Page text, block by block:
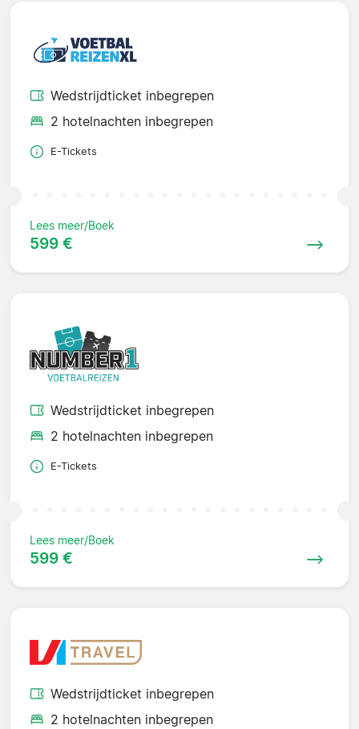
Wedstrijdticket inbegrepen
2 hotelnachten inbegrepen
E-Tickets
Lees meer/Boek
599 €
Wedstrijdticket inbegrepen
2 hotelnachten inbegrepen
E-Tickets
Lees meer/Boek
599 €
Wedstrijdticket inbegrepen
2 hotelnachten inbegrepen